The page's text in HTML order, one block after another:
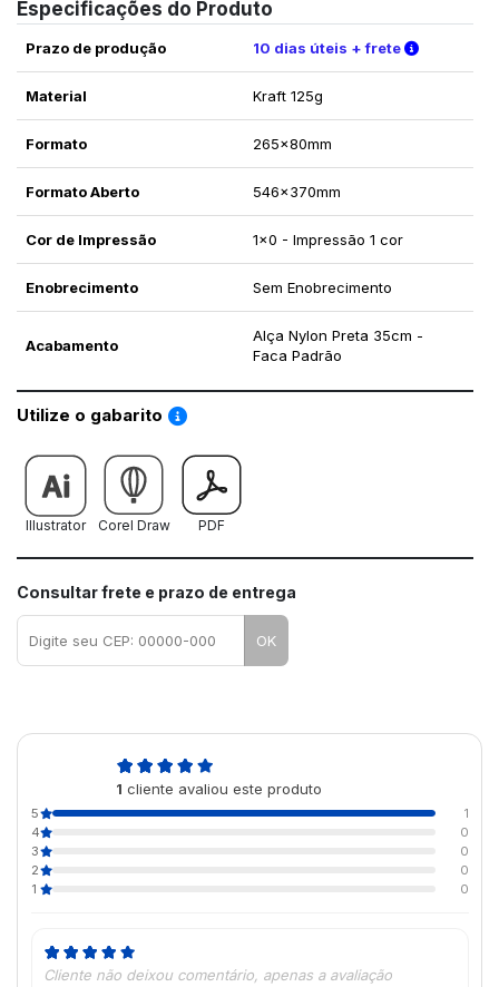
Especificações do Produto
Prazo de produção 10 dias úteis + frete Verifique
Material Kraft 125g
Formato 265x80mm
Formato Aberto 546x370mm
Cor de Impressão 1x0 - Impressão 1 cor
Enobrecimento Sem Enobrecimento
Acabamento
Alça Nylon Preta 35cm -
Faca Padrão
Utilize o gabarito Saiba como utilizar os nossos gabaritos
Illustrator Corel Draw PDF
Consultar frete e prazo de entrega
OK
1 cliente avaliou este produto
5
1
4
0
3
0
2
0
1
0
Cliente não deixou comentário, apenas a avaliação